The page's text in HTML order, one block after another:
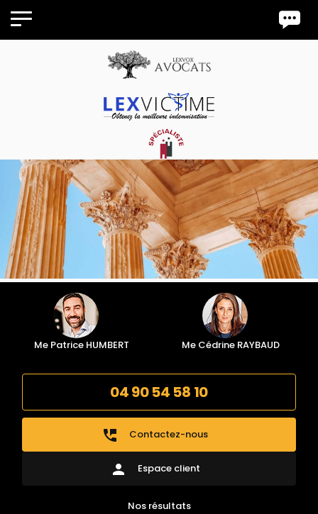
Me Patrice HUMBERT Me Cédrine RAYBAUD
04 90 54 58 10
perm_phone_msg Contactez-nous
person Espace client
Nos résultats